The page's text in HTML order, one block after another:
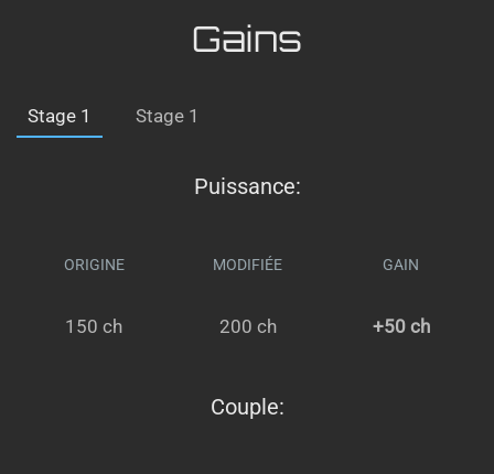
Gains
Stage 1 Stage 1
Puissance:
ORIGINE MODIFIÉE GAIN
150 ch 200 ch +50 ch
Couple: